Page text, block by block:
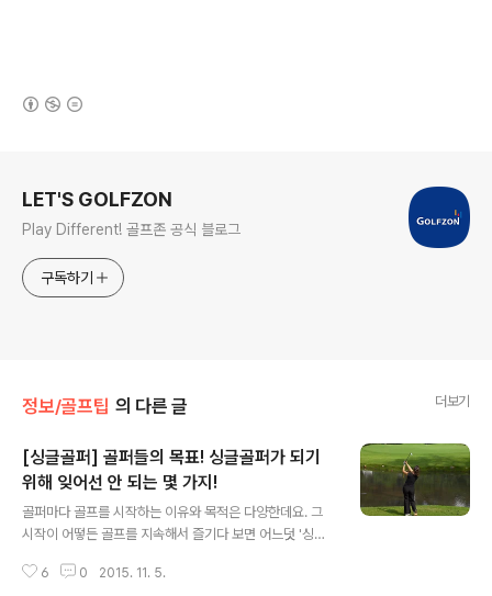
LET'S GOLFZON
Play Different! 골프존 공식 블로그
구독하기
정보/골프팁 의 다른 글 더보기
[싱글골퍼] 골퍼들의 목표! 싱글골퍼가 되기
위해 잊어선 안 되는 몇 가지!
골퍼마다 골프를 시작하는 이유와 목적은 다양한데요. 그
시작이 어떻든 골프를 지속해서 즐기다 보면 어느덧 '싱글
이자 목표인 '싱글'은 높은 벽이나 큰 산처럼 여겨지고 자신
6 0 2015. 11. 5.